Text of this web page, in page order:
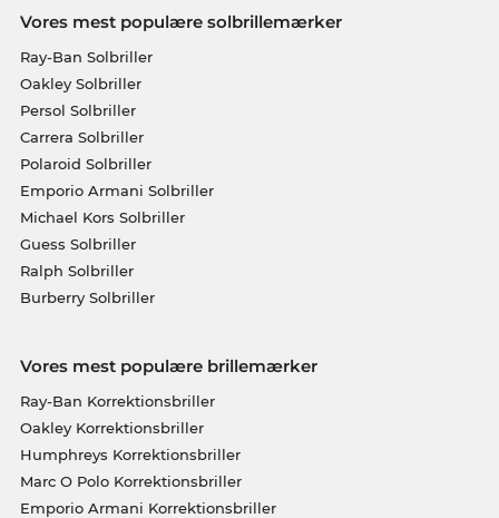
Vores mest populære solbrillemærker
Ray-Ban Solbriller
Oakley Solbriller
Persol Solbriller
Carrera Solbriller
Polaroid Solbriller
Emporio Armani Solbriller
Michael Kors Solbriller
Guess Solbriller
Ralph Solbriller
Burberry Solbriller
Vores mest populære brillemærker
Ray-Ban Korrektionsbriller
Oakley Korrektionsbriller
Humphreys Korrektionsbriller
Marc O Polo Korrektionsbriller
Emporio Armani Korrektionsbriller